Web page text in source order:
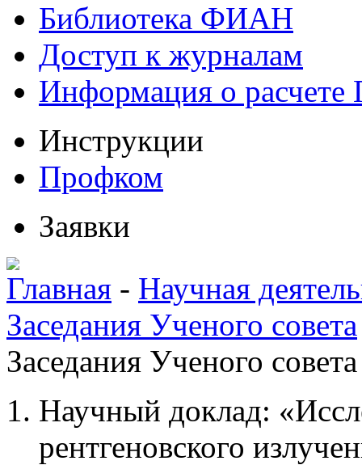
Библиотека ФИАН
Доступ к журналам
Информация о
Инструкции
Профком
Заявки
Главная - Научная
Заседания Ученого совета
Заседания Ученого
Научный доклад:
рентгеновского